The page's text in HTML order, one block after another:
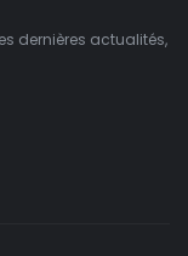
dernières actualités,